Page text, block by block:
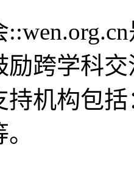
励跨学科
持机构包